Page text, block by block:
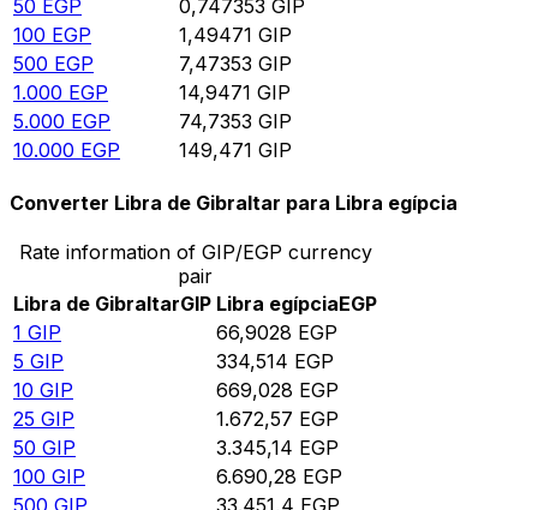
50 EGP 0,747353 GIP
100 EGP 1,49471 GIP
500 EGP 7,47353 GIP
1.000 EGP 14,9471 GIP
5.000 EGP 74,7353 GIP
10.000 EGP 149,471 GIP
Converter Libra de Gibraltar para Libra egípcia
Rate information of GIP/EGP currency
pair
Libra de GibraltarGIP Libra egípciaEGP
1 GIP 66,9028 EGP
5 GIP 334,514 EGP
10 GIP 669,028 EGP
25 GIP 1.672,57 EGP
50 GIP 3.345,14 EGP
100 GIP 6.690,28 EGP